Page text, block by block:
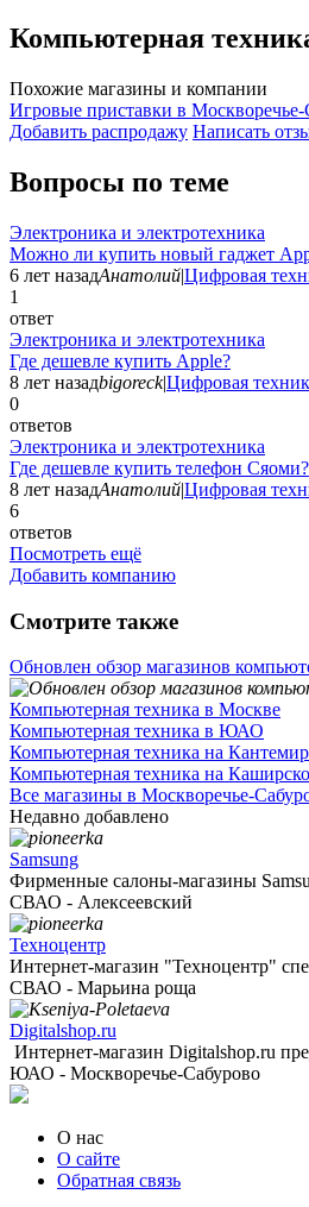
Компьютерная
Похожие магазины и компании
Игровые приставки в Москворечье-
Добавить раcпродажу Написать
Вопросы по теме
Электроника и электротехника
Можно ли купить новый гаджет
6 лет назадАнатолий|Цифровая
1
ответ
Электроника и электротехника
Где дешевле купить Apple?
8 лет назадbigoreck|Цифровая
0
ответов
Электроника и электротехника
Где дешевле купить телефон Сяоми?
8 лет назадАнатолий|Цифровая
6
ответов
Посмотреть ещё
Добавить компанию
Смотрите также
Обновлен обзор магазинов
Компьютерная техника в Москве
Компьютерная техника в ЮАО
Компьютерная техника на
Компьютерная техника на
Все магазины в Москворечье-
Недавно добавлено
Samsung
Фирменные салоны-магазины
СВАО - Алексеевский
Техноцентр
Интернет-магазин "Техноцентр"
СВАО - Марьина роща
Digitalshop.ru
Интернет-магазин Digitalshop.ru
ЮАО - Москворечье-Сабурово
О нас
О сайте
Обратная связь